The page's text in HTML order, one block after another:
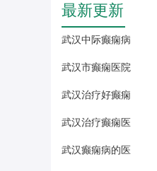
最新更新
武汉中际癫痫病
武汉市癫痫医院
武汉治疗好癫痫
武汉治疗癫痫医
武汉癫痫病的医